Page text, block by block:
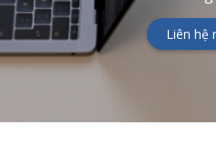
Liên hệ